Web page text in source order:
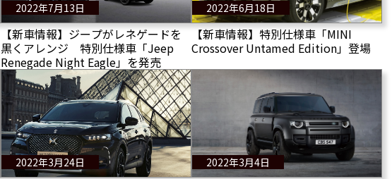
2022年7月13日
【新車情報】ジープがレネゲードを
黒くアレンジ 特別仕様車「Jeep
Renegade Night Eagle」を発売
2022年6月18日
【新車情報】特別仕様車「MINI
Crossover Untamed Edition」登場
2022年3月24日 2022年3月4日